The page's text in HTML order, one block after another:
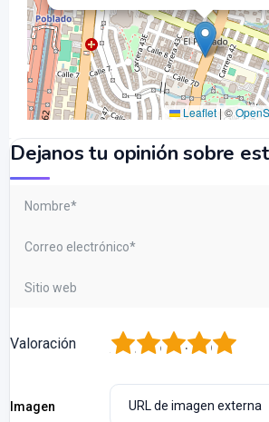
Leaflet | ©
Dejanos tu opinión sobre
Valoración 5
4
3
2
Imagen